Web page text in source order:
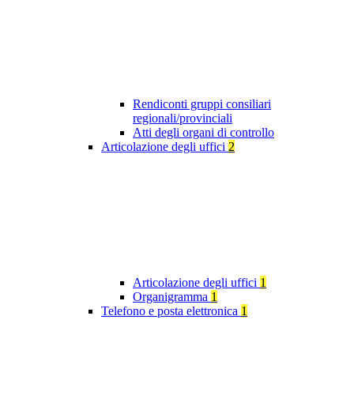
Rendiconti gruppi consiliari
regionali/provinciali
Atti degli organi di controllo
Articolazione degli uffici 2
Articolazione degli uffici 1
Organigramma 1
Telefono e posta elettronica 1